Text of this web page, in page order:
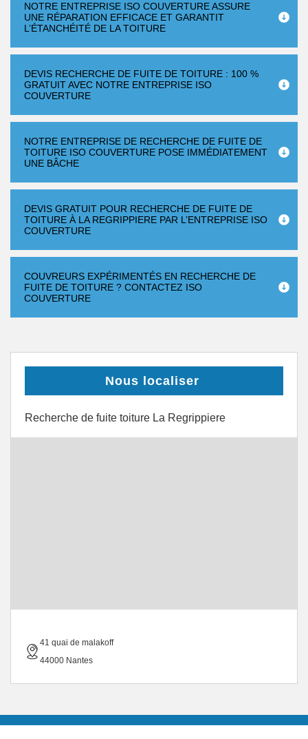
NOTRE ENTREPRISE ISO COUVERTURE ASSURE
UNE RÉPARATION EFFICACE ET GARANTIT
L’ÉTANCHÉITÉ DE LA TOITURE
DEVIS RECHERCHE DE FUITE DE TOITURE : 100 %
GRATUIT AVEC NOTRE ENTREPRISE ISO
COUVERTURE
NOTRE ENTREPRISE DE RECHERCHE DE FUITE DE
TOITURE ISO COUVERTURE POSE IMMÉDIATEMENT
UNE BÂCHE
DEVIS GRATUIT POUR RECHERCHE DE FUITE DE
TOITURE À LA REGRIPPIERE PAR L’ENTREPRISE ISO
COUVERTURE
COUVREURS EXPÉRIMENTÉS EN RECHERCHE DE
FUITE DE TOITURE ? CONTACTEZ ISO
COUVERTURE
Nous localiser
Recherche de fuite toiture La Regrippiere
41 quai de malakoff
44000 Nantes